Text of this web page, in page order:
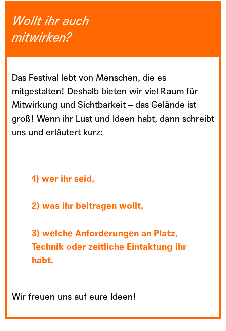
Wollt ihr auch
mitwirken?
Das Festival lebt von Menschen, die es
mitgestalten! Deshalb bieten wir viel Raum für
Mitwirkung und Sichtbarkeit – das Gelände ist
groß! Wenn ihr Lust und Ideen habt, dann schreibt
uns und erläutert kurz:
1) wer ihr seid,
2) was ihr beitragen wollt,
3) welche Anforderungen an Platz,
Technik oder zeitliche Eintaktung ihr
habt.
Wir freuen uns auf eure Ideen!